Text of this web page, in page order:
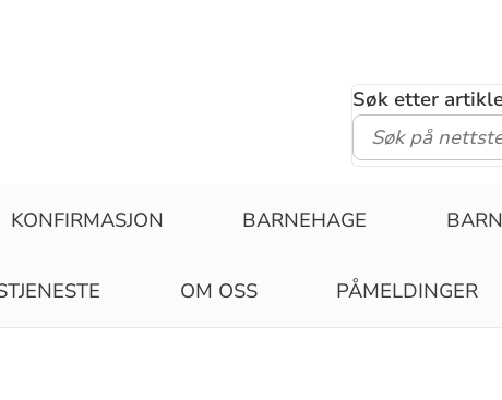
Søk etter
KONFIRMASJON BARNEHAGE BARN
OM OSS PÅMELDINGER